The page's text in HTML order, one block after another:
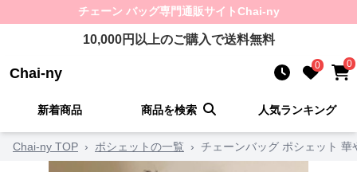
チェーン バッグ専門通販サイトChai-ny
10,000円以上のご購入で送料無料
Chai-ny 0 0
新着商品 商品を検索 人気ランキング
Chai-ny TOP › ポシェットの一覧 › チェーンバッグ ポシェット